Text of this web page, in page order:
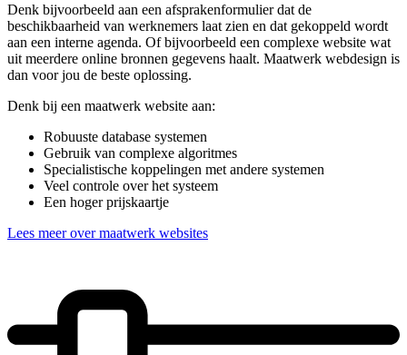
Denk bijvoorbeeld aan een afsprakenformulier dat de
beschikbaarheid van werknemers laat zien en dat gekoppeld wordt
aan een interne agenda. Of bijvoorbeeld een complexe website wat
uit meerdere online bronnen gegevens haalt. Maatwerk webdesign is
dan voor jou de beste oplossing.
Denk bij een maatwerk website aan:
Robuuste database systemen
Gebruik van complexe algoritmes
Specialistische koppelingen met andere systemen
Veel controle over het systeem
Een hoger prijskaartje
Lees meer over maatwerk websites